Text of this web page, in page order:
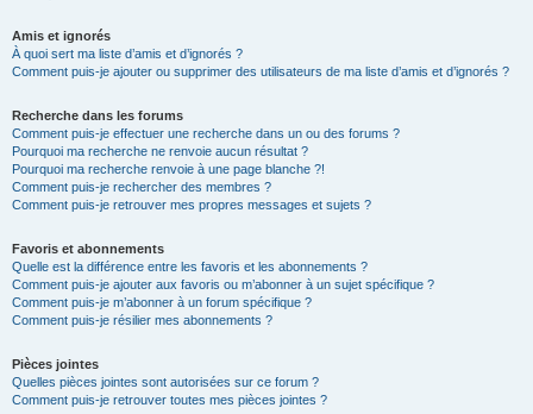
Amis et ignorés
À quoi sert ma liste d’amis et d’ignorés ?
Comment puis-je ajouter ou supprimer des utilisateurs de ma liste d’amis et d’ignorés ?
Recherche dans les forums
Comment puis-je effectuer une recherche dans un ou des forums ?
Pourquoi ma recherche ne renvoie aucun résultat ?
Pourquoi ma recherche renvoie à une page blanche ?!
Comment puis-je rechercher des membres ?
Comment puis-je retrouver mes propres messages et sujets ?
Favoris et abonnements
Quelle est la différence entre les favoris et les abonnements ?
Comment puis-je ajouter aux favoris ou m’abonner à un sujet spécifique ?
Comment puis-je m’abonner à un forum spécifique ?
Comment puis-je résilier mes abonnements ?
Pièces jointes
Quelles pièces jointes sont autorisées sur ce forum ?
Comment puis-je retrouver toutes mes pièces jointes ?